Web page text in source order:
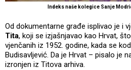
Indeks naše kolegice Sanje
Od dokumentarne građe isplivao je i
Tita, koji se izjašnjavao kao Hrvat,
vjenčanih iz 1952. godine, kada se
Budisavljević. Da je Hrvat – pisalo je
izronjen iz Titova arhiva.